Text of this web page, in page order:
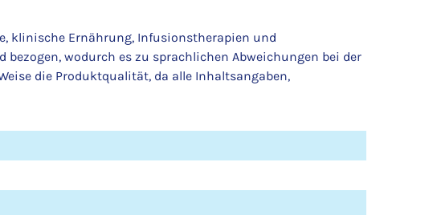
klinische Ernährung, Infusionstherapien und
wodurch es zu sprachlichen Abweichungen bei der
die Produktqualität, da alle Inhaltsangaben,